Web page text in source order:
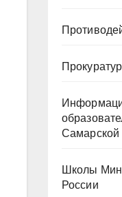
Самарской
Школы
России